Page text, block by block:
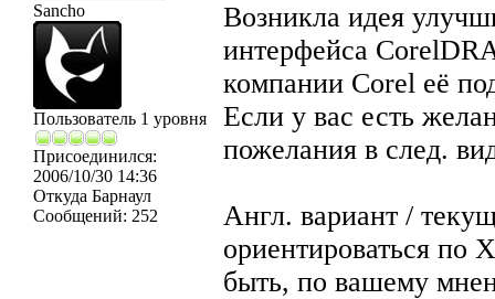
Sancho
Пользователь 1 уровня
Присоединился:
2006/10/30 14:36
Откуда Барнаул
Сообщений: 252
Возникла идея
интерфейса
компании Corel её
Если у вас есть
пожелания в след.
Англ. вариант /
ориентироваться по
быть, по вашему